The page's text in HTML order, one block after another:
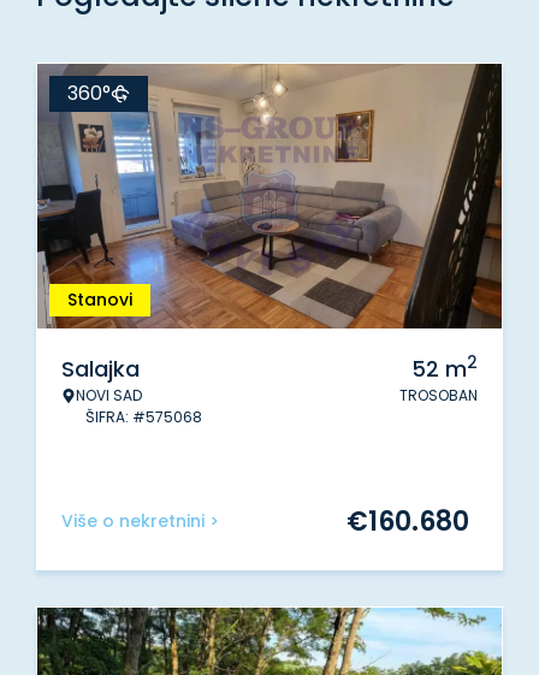
Stanovi
360°
Salajka
NOVI SAD
ŠIFRA: #575068
52 m2
TROSOBAN
Više o nekretnini > €160.680